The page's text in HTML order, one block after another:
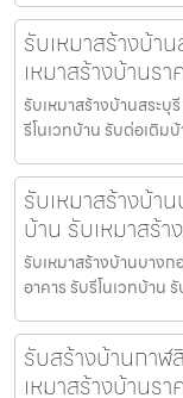
รับเหมาสร้างบ้า
เหมาสร้างบ้านร
รับเหมาสร้างบ้านสระบุ
รีโนเวทบ้าน รับต่อเติม
รับเหมาสร้างบ้
บ้าน รับเหมาสร้
รับเหมาสร้างบ้านบาง
อาคาร รับรีโนเวทบ้าน
รับสร้างบ้านกา
เหมาสร้างบ้านร